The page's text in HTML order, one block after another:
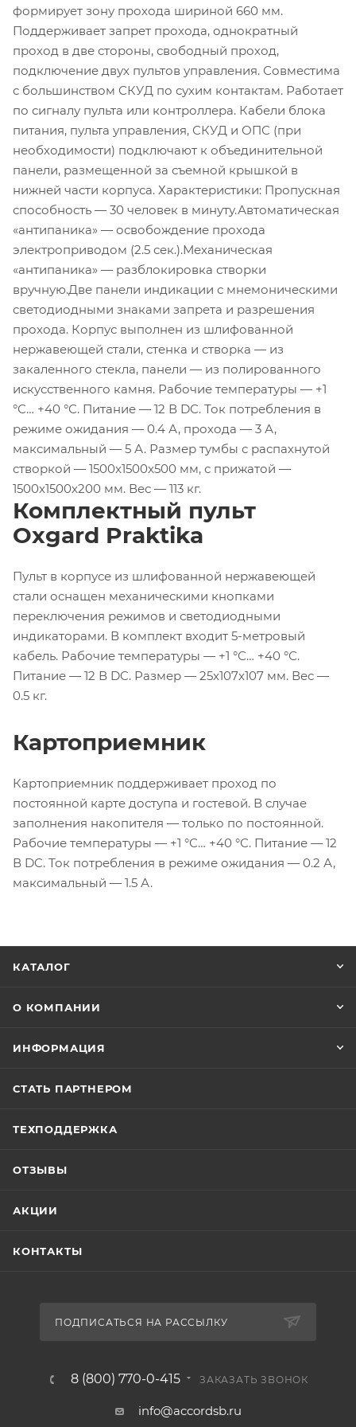
формирует зону прохода шириной 660 мм.
Поддерживает запрет прохода, однократный
проход в две стороны, свободный проход,
подключение двух пультов управления. Совместима
с большинством СКУД по сухим контактам. Работает
по сигналу пульта или контроллера. Кабели блока
питания, пульта управления, СКУД и ОПС (при
необходимости) подключают к объединительной
панели, размещенной за съемной крышкой в
нижней части корпуса. Характеристики: Пропускная
способность — 30 человек в минуту.Автоматическая
«антипаника» — освобождение прохода
электроприводом (2.5 сек.).Механическая
«антипаника» — разблокировка створки
вручную.Две панели индикации с мнемоническими
светодиодными знаками запрета и разрешения
прохода. Корпус выполнен из шлифованной
нержавеющей стали, стенка и створка — из
закаленного стекла, панели — из полированного
искусственного камня. Рабочие температуры — +1
°С… +40 °С. Питание — 12 В DC. Ток потребления в
режиме ожидания — 0.4 А, прохода — 3 А,
максимальный — 5 А. Размер тумбы с распахнутой
створкой — 1500x1500x500 мм, с прижатой —
1500x1500x200 мм. Вес — 113 кг.
Комплектный пульт
Oxgard Praktika
Пульт в корпусе из шлифованной нержавеющей
стали оснащен механическими кнопками
переключения режимов и светодиодными
индикаторами. В комплект входит 5-метровый
кабель. Рабочие температуры — +1 °С… +40 °С.
Питание — 12 В DC. Размер — 25x107x107 мм. Вес —
0.5 кг.
Картоприемник
Картоприемник поддерживает проход по
постоянной карте доступа и гостевой. В случае
заполнения накопителя — только по постоянной.
Рабочие температуры — +1 °С… +40 °С. Питание — 12
В DC. Ток потребления в режиме ожидания — 0.2 А,
максимальный — 1.5 А.
КАТАЛОГ
О КОМПАНИИ
ИНФОРМАЦИЯ
СТАТЬ ПАРТНЕРОМ
ТЕХПОДДЕРЖКА
ОТЗЫВЫ
АКЦИИ
КОНТАКТЫ
ПОДПИСАТЬСЯ НА РАССЫЛКУ
8 (800) 770-0-415 ЗАКАЗАТЬ ЗВОНОК
info@accordsb.ru